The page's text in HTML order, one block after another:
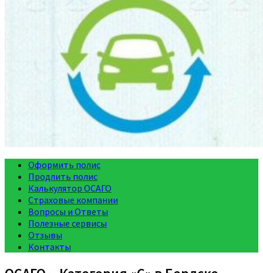
Оформить полис
Продлить полис
Калькулятор ОСАГО
Страховые компании
Вопросы и Ответы
Полезные сервисы
Отзывы
Контакты